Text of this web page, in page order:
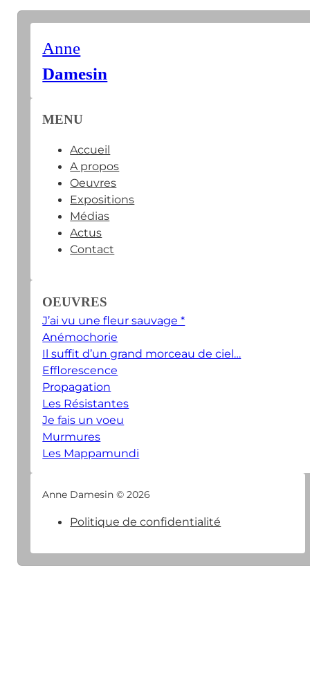
Anne
Damesin
MENU
Accueil
A propos
Oeuvres
Expositions
Médias
Actus
Contact
OEUVRES
J’ai vu une fleur sauvage *
Anémochorie
Il suffit d’un grand morceau de ciel…
Efflorescence
Propagation
Les Résistantes
Je fais un voeu
Murmures
Les Mappamundi
Anne Damesin © 2026
Politique de confidentialité